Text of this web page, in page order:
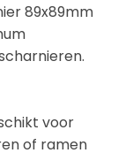
89x89mm
voor
of ramen